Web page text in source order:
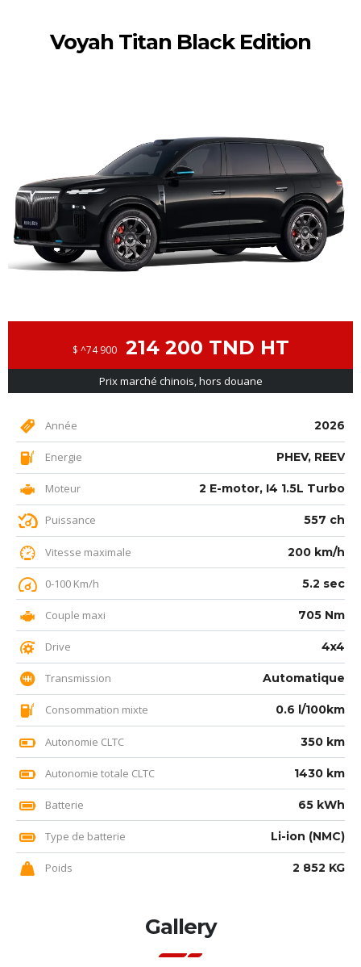
Voyah Titan Black Edition
214 200 TND HT
$ ^74 900
Prix marché chinois, hors douane
Année 2026
Energie PHEV, REEV
Moteur 2 E-motor, I4 1.5L Turbo
Puissance 557 ch
Vitesse maximale 200 km/h
0-100 Km/h 5.2 sec
Couple maxi 705 Nm
Drive 4x4
Transmission Automatique
Consommation mixte 0.6 l/100km
Autonomie CLTC 350 km
Autonomie totale CLTC 1430 km
Batterie 65 kWh
Type de batterie Li-ion (NMC)
Poids 2 852 KG
Gallery